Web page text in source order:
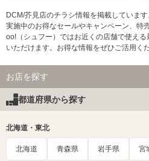
DCM/芥見店のチラシ情報を掲載していま
実施中のお得なセールやキャンペーン、特
oo!（シュフー）ではお近くの店舗で使え
いただけます。お得な情報をぜひご活用くだ
お店を探す
都道府県から探す
北海道・東北
北海道 青森県 岩手県 宮